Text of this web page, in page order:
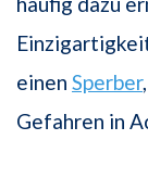
einen Sperber
Gefahren in